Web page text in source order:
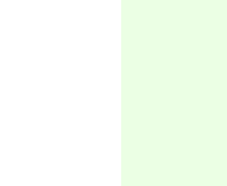
29 Society |
30 Animals |
단어 Review